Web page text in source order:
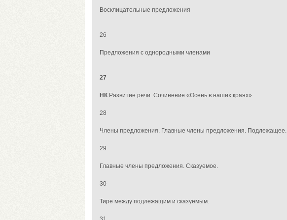
Восклицательные предложения
26
Предложения с однородными членами
27
НК Развитие речи. Сочинение «Осень в наших краях»
28
Члены предложения. Главные члены предложения. Подлежащее.
29
Главные члены предложения. Сказуемое.
30
Тире между подлежащим и сказуемым.